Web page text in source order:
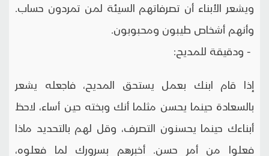
ويشعر الأبناء أن تصرفاتهم السيئة لمن تمردون حساب.
وأنهم أشخاص طيبون ومحبوبون.
- ودقيقة للمديح:
إذا قام ابنك بعمل يستحق المديح، فاجعله يشعر
بالسعادة حينما يحسن مثلما أنك وبخته حين أساء، لاحظ
أبناءك حينما يحسنون التصرف، وقل لهم بالتحديد ماذا
فعلوا من أمر حسن. أخبرهم بسرورك لما فعلوه،